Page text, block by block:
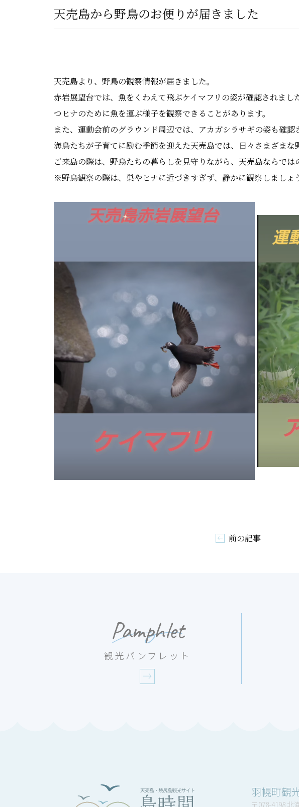
天売島から野鳥のお便りが届きました
天売島より、野鳥の観察情報が届きました。
赤岩展望台では、魚をくわえて飛ぶケイマフリの姿が確認されま
つヒナのために魚を運ぶ様子を観察できることがあります。
また、運動会前のグラウンド周辺では、アカガシラサギの姿も確認
海鳥たちが子育てに励む季節を迎えた天売島では、日々さまざまな
ご来島の際は、野鳥たちの暮らしを見守りながら、天売島ならでは
※野鳥観察の際は、巣やヒナに近づきすぎず、静かに観察しましょ
前の記事
Pamphlet
観光パンフレット
羽幌町観
〒078-4198